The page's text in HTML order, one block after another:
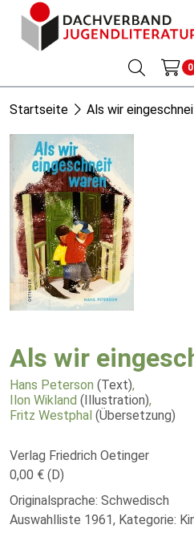
0
Startseite Als wir
Als wir
Hans Peterson (Text),
Ilon Wikland (Illustration),
Fritz Westphal (Übersetzung)
Verlag Friedrich Oetinger
0,00 € (D)
Originalsprache: Schwedisch
Auswahlliste 1961, Kategorie: